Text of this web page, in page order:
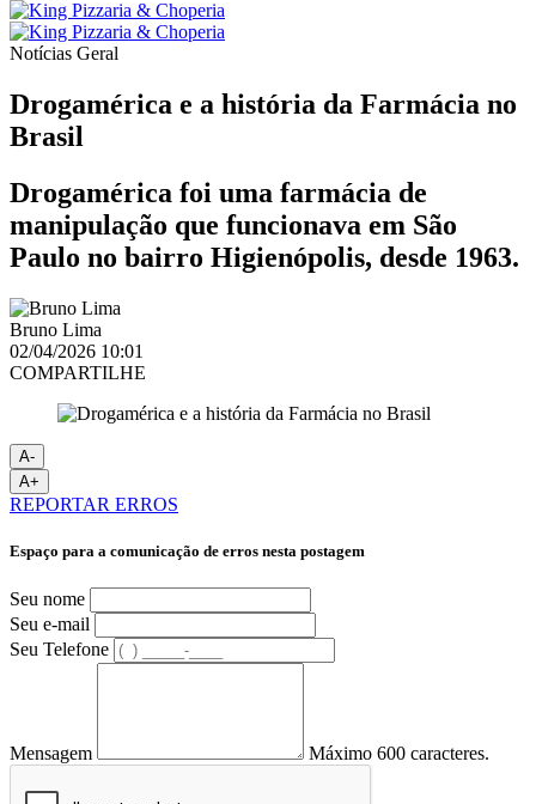
Notícias Geral
Drogamérica e a história da Farmácia no
Brasil
Drogamérica foi uma farmácia de
manipulação que funcionava em São
Paulo no bairro Higienópolis, desde 1963.
Bruno Lima
02/04/2026 10:01
COMPARTILHE
A-
A+
REPORTAR ERROS
Espaço para a comunicação de erros nesta postagem
Seu nome
Seu e-mail
Seu Telefone
Mensagem Máximo 600 caracteres.